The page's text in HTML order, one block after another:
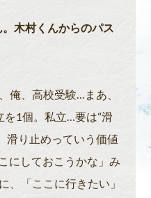
木村くんからのパス
俺、高校受験…まあ、
を1個。私立…要は“滑
滑り止めっていう価値
にしておこうかな」み
、「ここに行きたい」